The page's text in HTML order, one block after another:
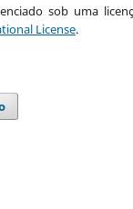
sob uma
License.